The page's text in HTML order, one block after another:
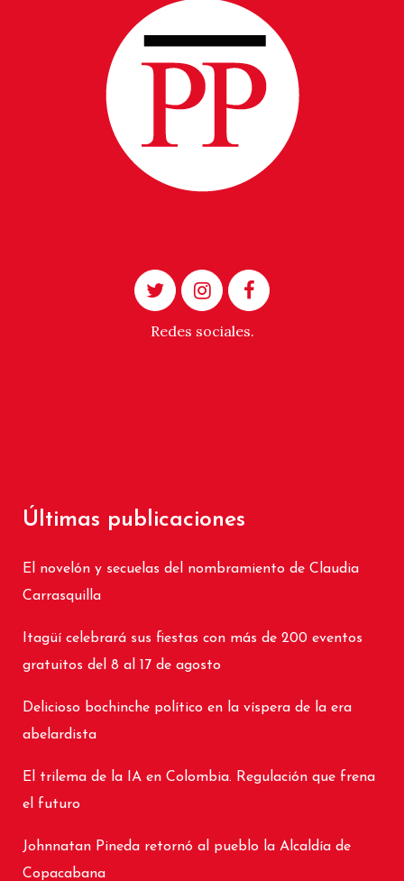
Redes sociales.
Últimas publicaciones
El novelón y secuelas del nombramiento de Claudia
Carrasquilla
Itagüí celebrará sus fiestas con más de 200 eventos
gratuitos del 8 al 17 de agosto
Delicioso bochinche político en la víspera de la era
abelardista
El trilema de la IA en Colombia. Regulación que frena
el futuro
Johnnatan Pineda retornó al pueblo la Alcaldía de
Copacabana